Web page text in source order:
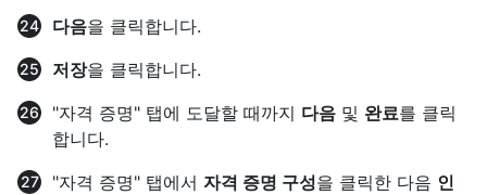
다음을 클릭합니다.
저장을 클릭합니다.
"자격 증명" 탭에 도달할 때까지 다음 및 완료를 클릭
합니다.
"자격 증명" 탭에서 자격 증명 구성을 클릭한 다음 인